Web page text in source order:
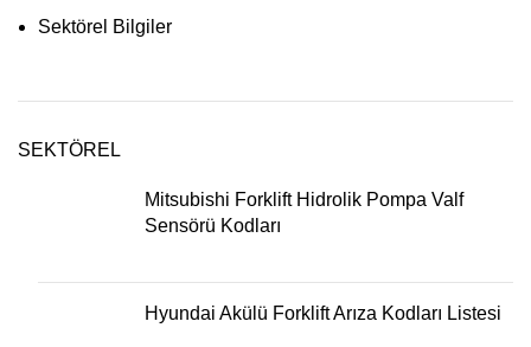
Sektörel Bilgiler
SEKTÖREL
Mitsubishi Forklift Hidrolik Pompa Valf
Sensörü Kodları
Hyundai Akülü Forklift Arıza Kodları Listesi